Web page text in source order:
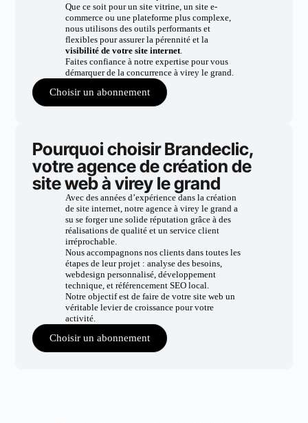
Que ce soit pour un site vitrine, un site e-
commerce ou une plateforme plus complexe,
nous utilisons des outils performants et
flexibles pour assurer la pérennité et la
visibilité de votre site internet.
Faites confiance à notre expertise pour vous
démarquer de la concurrence à virey le grand.
Choisir un abonnement
Pourquoi choisir Brandeclic,
votre agence de création de
site web à virey le grand
Avec des années d’expérience dans la création
de site internet, notre agence à virey le grand a
su se forger une solide réputation grâce à des
réalisations de qualité et un service client
irréprochable.
Nous accompagnons nos clients dans toutes les
étapes de leur projet : analyse des besoins,
webdesign personnalisé, développement
technique, et référencement SEO local.
Notre objectif est de faire de votre site web un
véritable levier de croissance pour votre
activité.
Choisir un abonnement